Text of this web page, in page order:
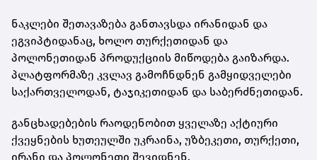
ნაკლები შეთავაზება განთავსდა ირანიდან და
ეგვიპტიდანაც, ხოლო თურქეთიდან და
პოლონეთიდან პროდუქციის მიწოდება გაიზარდა.
პლატფორმაზე კვლავ გამოჩნდნენ გამყიდველები
საქართველოდან, ტაჯიკეთიდან და საბერძნეთიდან.
განცხადებების რაოდენობით ყველაზე აქტიური
ქვეყნების ხუთეულში უკრაინა, უზბეკეთი, თურქეთი,
ირანი და პოლონეთი შევიდნენ.